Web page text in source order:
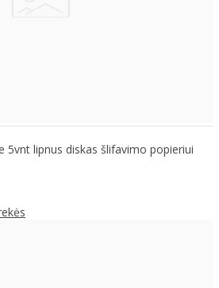
5vnt lipnus diskas šlifavimo popieriui